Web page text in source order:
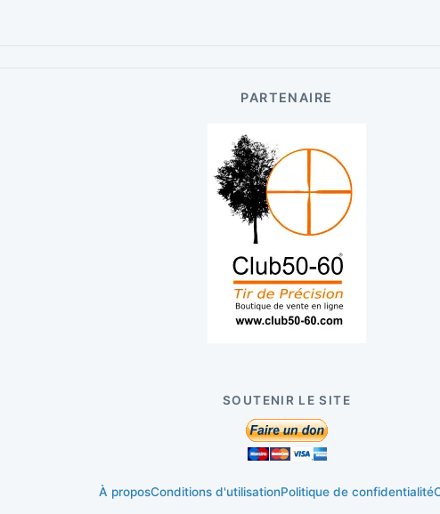
PARTENAIRE
SOUTENIR LE SITE
À proposConditions d'utilisationPolitique de confidentialité